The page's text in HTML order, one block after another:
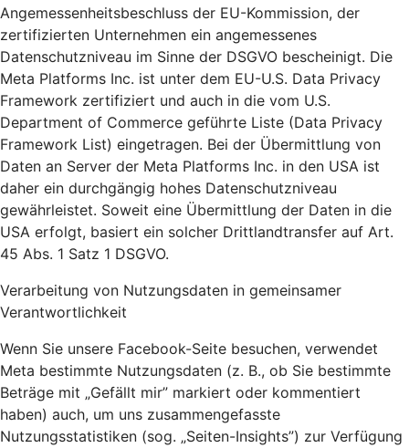
Angemessenheitsbeschluss der EU-Kommission, der
zertifizierten Unternehmen ein angemessenes
Datenschutzniveau im Sinne der DSGVO bescheinigt. Die
Meta Platforms Inc. ist unter dem EU-U.S. Data Privacy
Framework zertifiziert und auch in die vom U.S.
Department of Commerce geführte Liste (Data Privacy
Framework List) eingetragen. Bei der Übermittlung von
Daten an Server der Meta Platforms Inc. in den USA ist
daher ein durchgängig hohes Datenschutzniveau
gewährleistet. Soweit eine Übermittlung der Daten in die
USA erfolgt, basiert ein solcher Drittlandtransfer auf Art.
45 Abs. 1 Satz 1 DSGVO.
Verarbeitung von Nutzungsdaten in gemeinsamer
Verantwortlichkeit
Wenn Sie unsere Facebook-Seite besuchen, verwendet
Meta bestimmte Nutzungsdaten (z. B., ob Sie bestimmte
Beträge mit „Gefällt mir” markiert oder kommentiert
haben) auch, um uns zusammengefasste
Nutzungsstatistiken (sog. „Seiten-Insights”) zur Verfügung